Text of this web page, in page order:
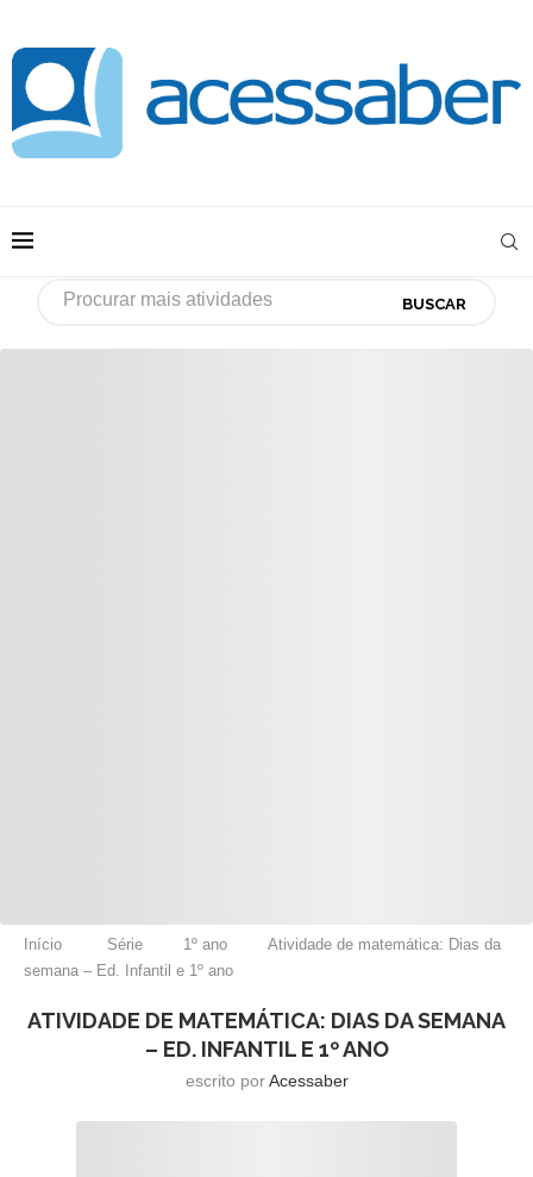
BUSCAR
Início Série 1º ano
Atividade de matemática: Dias da
semana – Ed. Infantil e 1º ano
ATIVIDADE DE MATEMÁTICA: DIAS DA SEMANA
– ED. INFANTIL E 1º ANO
escrito porAcessaber